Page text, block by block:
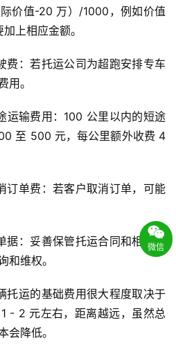
价值-20 万）/1000，例如价值
上相应金额。
费：若托运公司为超跑安排专车
用。
运输费用：100 公里以内的短途
至 500 元，每公里额外收费 4
订单费：若客户取消订单，可能
据：妥善保管托运合同和相关单
和维权。
托运的基础费用很大程度取决于
- 2 元左右，距离越远，虽然总
会降低。
微信